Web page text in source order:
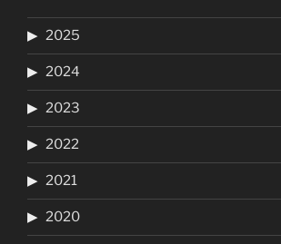
2025
2024
2023
2022
2021
2020